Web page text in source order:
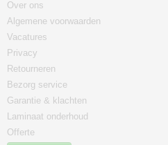
Over ons
Algemene voorwaarden
Vacatures
Privacy
Retourneren
Bezorg service
Garantie & klachten
Laminaat onderhoud
Offerte